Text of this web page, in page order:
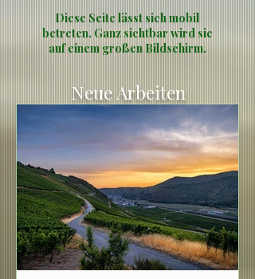
Diese Seite lässt sich mobil
betreten. Ganz sichtbar wird sie
auf einem großen Bildschirm.
Neue Arbeiten